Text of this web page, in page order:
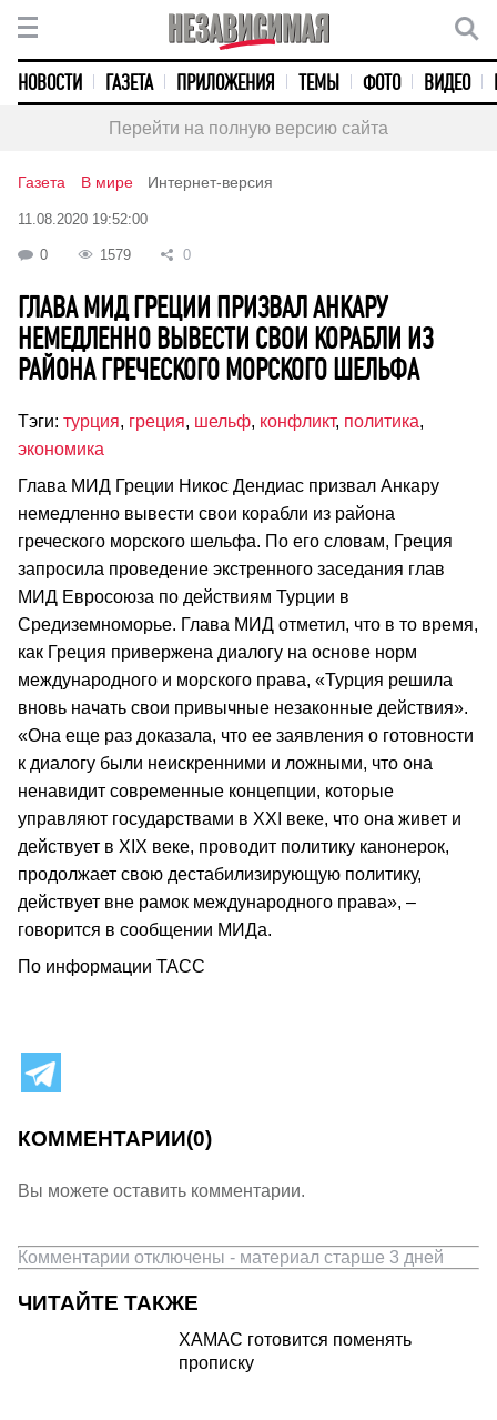
НОВОСТИ ГАЗЕТА ПРИЛОЖЕНИЯ ТЕМЫ ФОТО ВИДЕО
Перейти на полную версию сайта
Газета В мире Интернет-версия
11.08.2020 19:52:00
0 1579 0
ГЛАВА МИД ГРЕЦИИ ПРИЗВАЛ АНКАРУ
НЕМЕДЛЕННО ВЫВЕСТИ СВОИ КОРАБЛИ ИЗ
РАЙОНА ГРЕЧЕСКОГО МОРСКОГО ШЕЛЬФА
Тэги: турция, греция, шельф, конфликт, политика,
экономика
Глава МИД Греции Никос Дендиас призвал Анкару
немедленно вывести свои корабли из района
греческого морского шельфа. По его словам, Греция
запросила проведение экстренного заседания глав
МИД Евросоюза по действиям Турции в
Средиземноморье. Глава МИД отметил, что в то время,
как Греция привержена диалогу на основе норм
международного и морского права, «Турция решила
вновь начать свои привычные незаконные действия».
«Она еще раз доказала, что ее заявления о готовности
к диалогу были неискренними и ложными, что она
ненавидит современные концепции, которые
управляют государствами в XXI веке, что она живет и
действует в XIX веке, проводит политику канонерок,
продолжает свою дестабилизирующую политику,
действует вне рамок международного права», –
говорится в сообщении МИДа.
По информации ТАСС
КОММЕНТАРИИ(0)
Вы можете оставить комментарии.
Комментарии отключены - материал старше 3 дней
ЧИТАЙТЕ ТАКЖЕ
ХАМАС готовится поменять
прописку